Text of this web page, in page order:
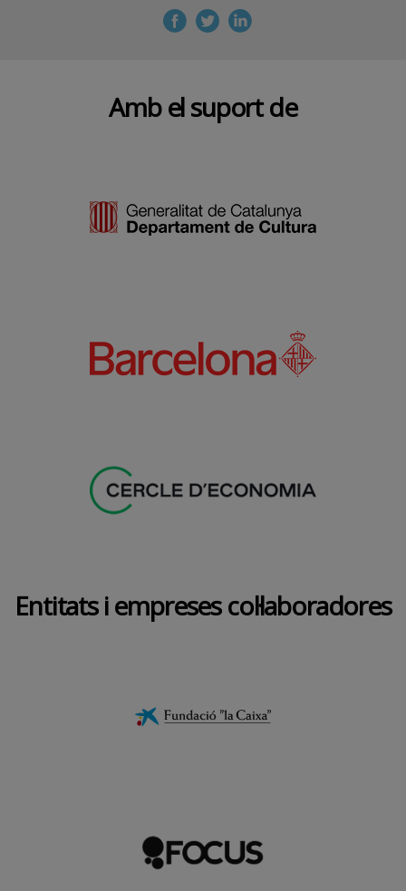
Amb el suport de
Entitats i empreses col·laboradores